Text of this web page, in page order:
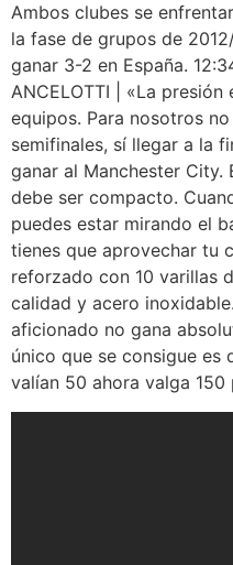
Ambos clubes se
la fase de grupos de
ganar 3-2 en España.
ANCELOTTI | «La
equipos. Para nosotros
semifinales, sí llegar a la
ganar al Manchester City.
debe ser compacto.
puedes estar mirando el
tienes que aprovechar tu
reforzado con 10 varillas
calidad y acero
aficionado no gana
único que se consigue es
valían 50 ahora valga